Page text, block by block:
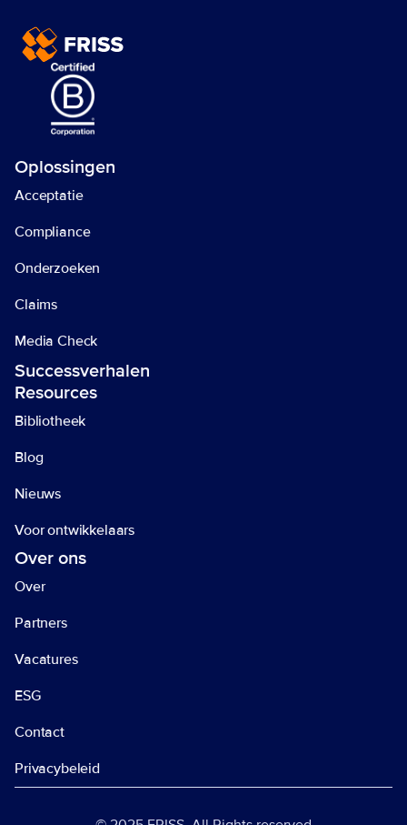
Oplossingen
Acceptatie
Compliance
Onderzoeken
Claims
Media Check
Successverhalen
Resources
Bibliotheek
Blog
Nieuws
Voor ontwikkelaars
Over ons
Over
Partners
Vacatures
ESG
Contact
Privacybeleid